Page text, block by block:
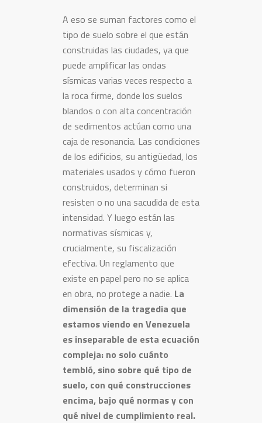
A eso se suman factores como el
tipo de suelo sobre el que están
construidas las ciudades, ya que
puede amplificar las ondas
sísmicas varias veces respecto a
la roca firme, donde los suelos
blandos o con alta concentración
de sedimentos actúan como una
caja de resonancia. Las condiciones
de los edificios, su antigüedad, los
materiales usados y cómo fueron
construidos, determinan si
resisten o no una sacudida de esta
intensidad. Y luego están las
normativas sísmicas y,
crucialmente, su fiscalización
efectiva. Un reglamento que
existe en papel pero no se aplica
en obra, no protege a nadie. La
dimensión de la tragedia que
estamos viendo en Venezuela
es inseparable de esta ecuación
compleja: no solo cuánto
tembló, sino sobre qué tipo de
suelo, con qué construcciones
encima, bajo qué normas y con
qué nivel de cumplimiento real.